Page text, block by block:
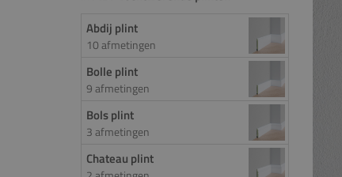
Abdij plint
10 afmetingen
Bolle plint
9 afmetingen
Bols plint
3 afmetingen
Chateau plint